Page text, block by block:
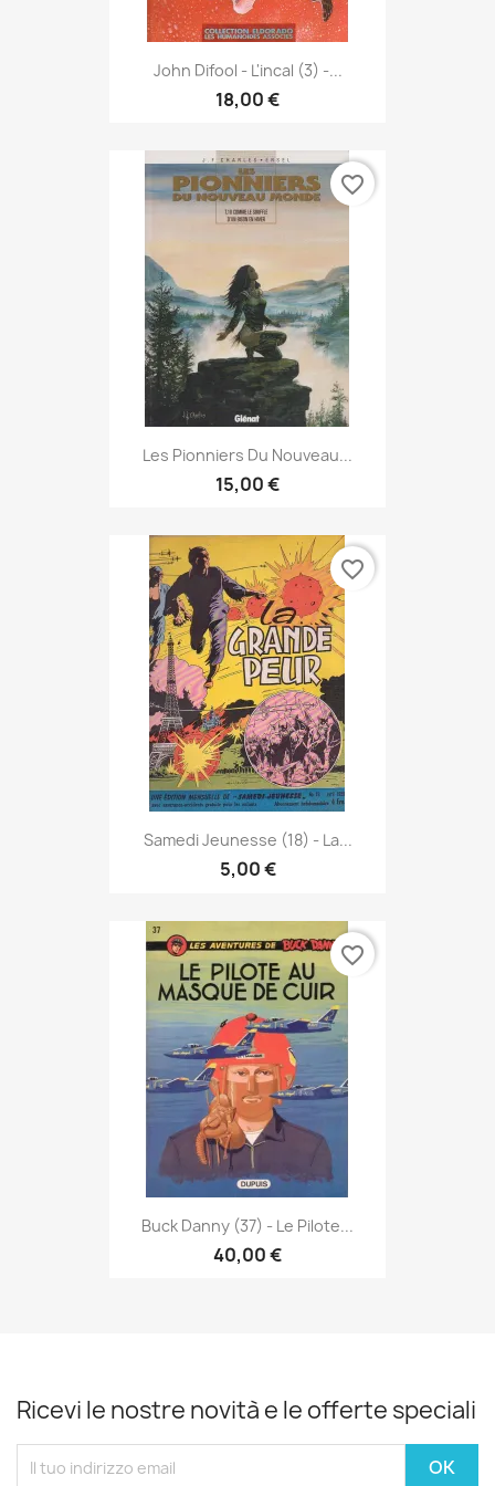
John Difool - L'incal (3) -...
18,00 €
Les Pionniers Du Nouveau...
15,00 €
favorite_border
Samedi Jeunesse (18) - La...
5,00 €
favorite_border
Buck Danny (37) - Le Pilote...
40,00 €
favorite_border
Ricevi le nostre novità e le offerte speciali